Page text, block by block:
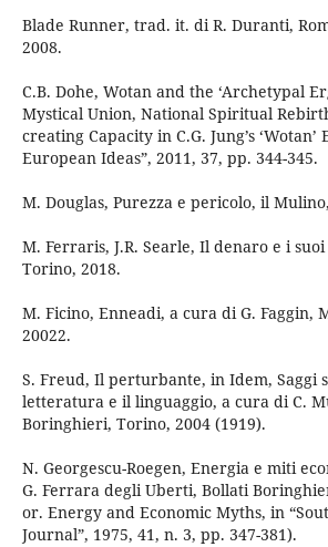
Blade Runner, trad. it. di R. Duranti,
2008.
C.B. Dohe, Wotan and the ‘Archetypal
Mystical Union, National Spiritual
creating Capacity in C.G. Jung’s ‘Wotan’
European Ideas”, 2011, 37, pp. 344-345.
M. Douglas, Purezza e pericolo, il
M. Ferraris, J.R. Searle, Il denaro e i
Torino, 2018.
M. Ficino, Enneadi, a cura di G. Faggin,
20022.
S. Freud, Il perturbante, in Idem, Saggi
letteratura e il linguaggio, a cura di C.
Boringhieri, Torino, 2004 (1919).
N. Georgescu-Roegen, Energia e miti
G. Ferrara degli Uberti, Bollati
or. Energy and Economic Myths, in
Journal”, 1975, 41, n. 3, pp. 347-381).